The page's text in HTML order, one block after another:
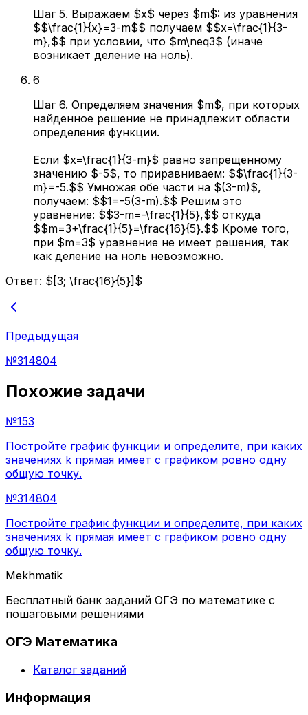
Шаг 5. Выражаем $x$ через $m$: из уравнения
$$\frac{1}{x}=3-m$$ получаем $$x=\frac{1}{3-
m},$$ при условии, что $m\neq3$ (иначе
возникает деление на ноль).
6
Шаг 6. Определяем значения $m$, при которых
найденное решение не принадлежит области
определения функции.
Если $x=\frac{1}{3-m}$ равно запрещённому
значению $-5$, то приравниваем: $$\frac{1}{3-
m}=-5.$$ Умножая обе части на $(3-m)$,
получаем: $$1=-5(3-m).$$ Решим это
уравнение: $$3-m=-\frac{1}{5},$$ откуда
$$m=3+\frac{1}{5}=\frac{16}{5}.$$ Кроме того,
при $m=3$ уравнение не имеет решения, так
как деление на ноль невозможно.
Ответ: $[3; \frac{16}{5}]$
Предыдущая
№314804
Похожие задачи
№153
Постройте график функции и определите, при каких
значениях k прямая имеет с графиком ровно одну
общую точку.
№314804
Постройте график функции и определите, при каких
значениях k прямая имеет с графиком ровно одну
общую точку.
Mekhmatik
Бесплатный банк заданий ОГЭ по математике с
пошаговыми решениями
ОГЭ Математика
Каталог заданий
Информация